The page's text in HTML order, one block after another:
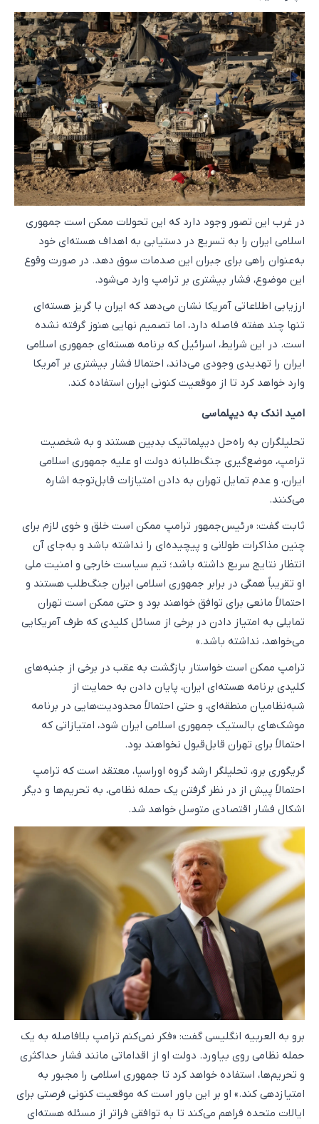
در غرب این تصور وجود دارد که این تحولات ممکن است جمهوری
اسلامی ایران را به تسریع در دستیابی به اهداف هسته‌ای خود
به‌عنوان راهی برای جبران این صدمات سوق دهد. در صورت وقوع
این موضوع، فشار بیشتری بر ترامپ وارد می‌شود.
ارزیابی اطلاعاتی آمریکا نشان می‌دهد که ایران با گریز هسته‌ای
تنها چند هفته فاصله دارد، اما تصمیم نهایی هنوز گرفته نشده
است. در این شرایط، اسرائیل که برنامه هسته‌ای جمهوری اسلامی
ایران را تهدیدی وجودی می‌داند، احتمالا فشار بیشتری بر آمریکا
وارد خواهد کرد تا از موقعیت کنونی ایران استفاده کند.
امید اندک به دیپلماسی
تحلیلگران به راه‌حل دیپلماتیک بدبین هستند و به شخصیت
ترامپ، موضع‌گیری جنگ‌طلبانه دولت او علیه جمهوری اسلامی
ایران، و عدم تمایل تهران به دادن امتیازات قابل‌توجه اشاره
می‌کنند.
ثابت گفت: «رئیس‌جمهور ترامپ ممکن است خلق و خوی لازم برای
چنین مذاکرات طولانی و پیچیده‌ای را نداشته باشد و به‌جای آن
انتظار نتایج سریع داشته باشد؛ تیم سیاست خارجی و امنیت ملی
او تقریباً همگی در برابر جمهوری اسلامی ایران جنگ‌طلب هستند و
احتمالاً مانعی برای توافق خواهند بود و حتی ممکن است تهران
تمایلی به امتیاز دادن در برخی از مسائل کلیدی که طرف آمریکایی
می‌خواهد، نداشته باشد.»
ترامپ ممکن است خواستار بازگشت به عقب در برخی از جنبه‌های
کلیدی برنامه هسته‌ای ایران، پایان دادن به حمایت از
شبه‌نظامیان منطقه‌ای، و حتی احتمالاً محدودیت‌هایی در برنامه
موشک‌های بالستیک جمهوری اسلامی ایران شود، امتیازاتی که
احتمالاً برای تهران قابل‌قبول نخواهند بود.
گریگوری برو، تحلیلگر ارشد گروه اوراسیا، معتقد است که ترامپ
احتمالاً پیش از در نظر گرفتن یک حمله نظامی، به تحریم‌ها و دیگر
اشکال فشار اقتصادی متوسل خواهد شد.
برو به العربیه انگلیسی گفت: «فکر نمی‌کنم ترامپ بلافاصله به یک
حمله نظامی روی بیاورد. دولت او از اقداماتی مانند فشار حداکثری
و تحریم‌ها، استفاده خواهد کرد تا جمهوری اسلامی را مجبور به
امتیازدهی کند.» او بر این باور است که موقعیت کنونی فرصتی برای
ایالات متحده فراهم می‌کند تا به توافقی فراتر از مسئله هسته‌ای